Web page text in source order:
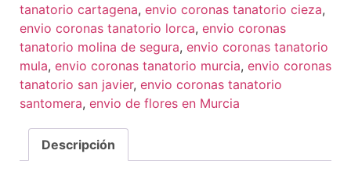
tanatorio cartagena, envio coronas tanatorio cieza,
envio coronas tanatorio lorca, envio coronas
tanatorio molina de segura, envio coronas tanatorio
mula, envio coronas tanatorio murcia, envio coronas
tanatorio san javier, envio coronas tanatorio
santomera, envio de flores en Murcia
Descripción